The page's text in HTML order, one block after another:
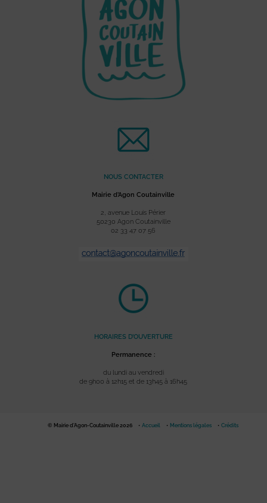
NOUS CONTACTER
Mairie d’Agon Coutainville
2, avenue Louis Périer
50230 Agon Coutainville
02 33 47 07 56
HORAIRES D’OUVERTURE
Permanence :
du lundi au vendredi
de 9h00 à 12h15 et de 13h45 à 16h45
© Mairie d'Agon-Coutainville 2026 Accueil Mentions légales Crédits